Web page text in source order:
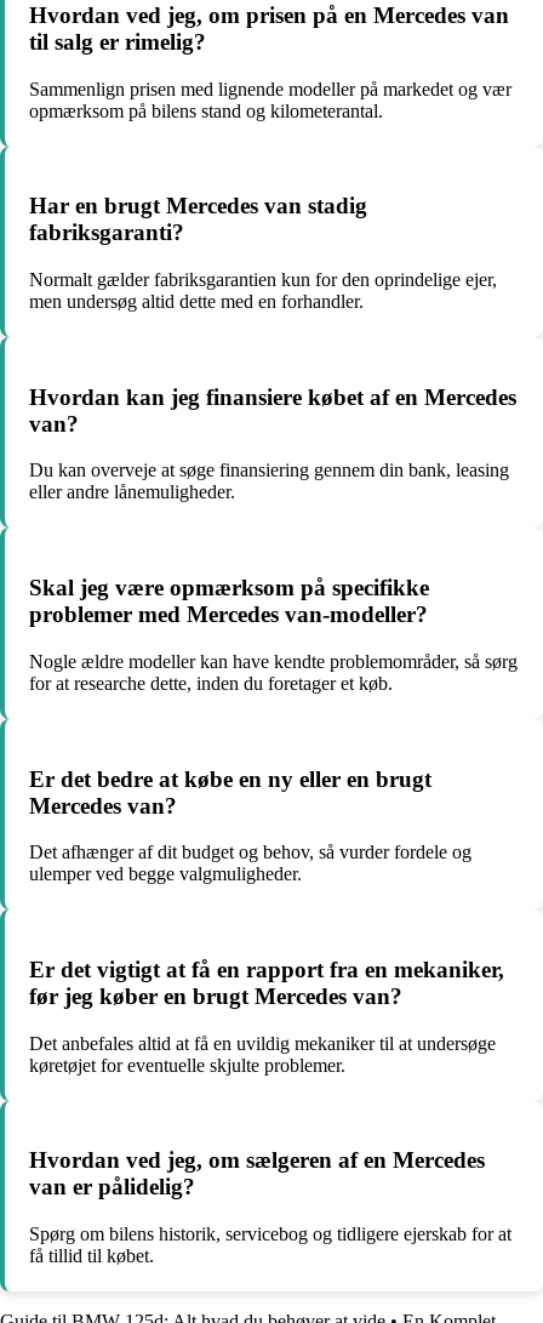
Hvordan ved jeg, om prisen på en Mercedes van
til salg er rimelig?
Sammenlign prisen med lignende modeller på markedet og vær
opmærksom på bilens stand og kilometerantal.
Har en brugt Mercedes van stadig
fabriksgaranti?
Normalt gælder fabriksgarantien kun for den oprindelige ejer,
men undersøg altid dette med en forhandler.
Hvordan kan jeg finansiere købet af en Mercedes
van?
Du kan overveje at søge finansiering gennem din bank, leasing
eller andre lånemuligheder.
Skal jeg være opmærksom på specifikke
problemer med Mercedes van-modeller?
Nogle ældre modeller kan have kendte problemområder, så sørg
for at researche dette, inden du foretager et køb.
Er det bedre at købe en ny eller en brugt
Mercedes van?
Det afhænger af dit budget og behov, så vurder fordele og
ulemper ved begge valgmuligheder.
Er det vigtigt at få en rapport fra en mekaniker,
før jeg køber en brugt Mercedes van?
Det anbefales altid at få en uvildig mekaniker til at undersøge
køretøjet for eventuelle skjulte problemer.
Hvordan ved jeg, om sælgeren af en Mercedes
van er pålidelig?
Spørg om bilens historik, servicebog og tidligere ejerskab for at
få tillid til købet.